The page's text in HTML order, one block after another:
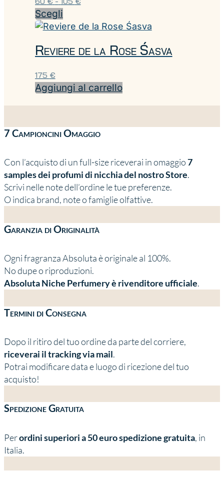
prezzo:
60 €
ScegliQuesto
prodotto
più
opzioni
scelte
nella
del
prodotto
Reviere de la Rose Śasva
175 €
Aggiungi al carrello
7 Campioncini Omaggio
Con l’acquisto di un full-size riceverai in omaggio7
samples dei profumi di nicchia del nostro Store.
Scrivi nelle note dell’ordine le tue preferenze.
O indica brand, note o famiglie olfattive.
Garanzia di Originalità
Ogni fragranza Absoluta è originale al 100%.
No dupe o riproduzioni.
Absoluta Niche Perfumery è rivenditore ufficiale.
Termini di Consegna
Dopo il ritiro del tuo ordine da parte del corriere,
riceverai il tracking via mail.
Potrai modificare data e luogo di ricezione del tuo
acquisto!
Spedizione Gratuita
Perordini superiori a 50 euro spedizione gratuita, in
Italia.